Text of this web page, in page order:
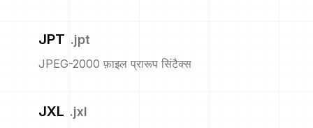
JPT .jpt
JPEG-2000 फ़ाइल प्रारूप सिंटैक्स
JXL .jxl